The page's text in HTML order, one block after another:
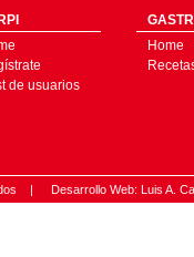
de usuarios
Home
| Desarrollo Web: Luis